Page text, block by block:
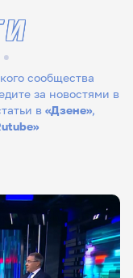
сообщества
за новостями в
в «Дзене»,